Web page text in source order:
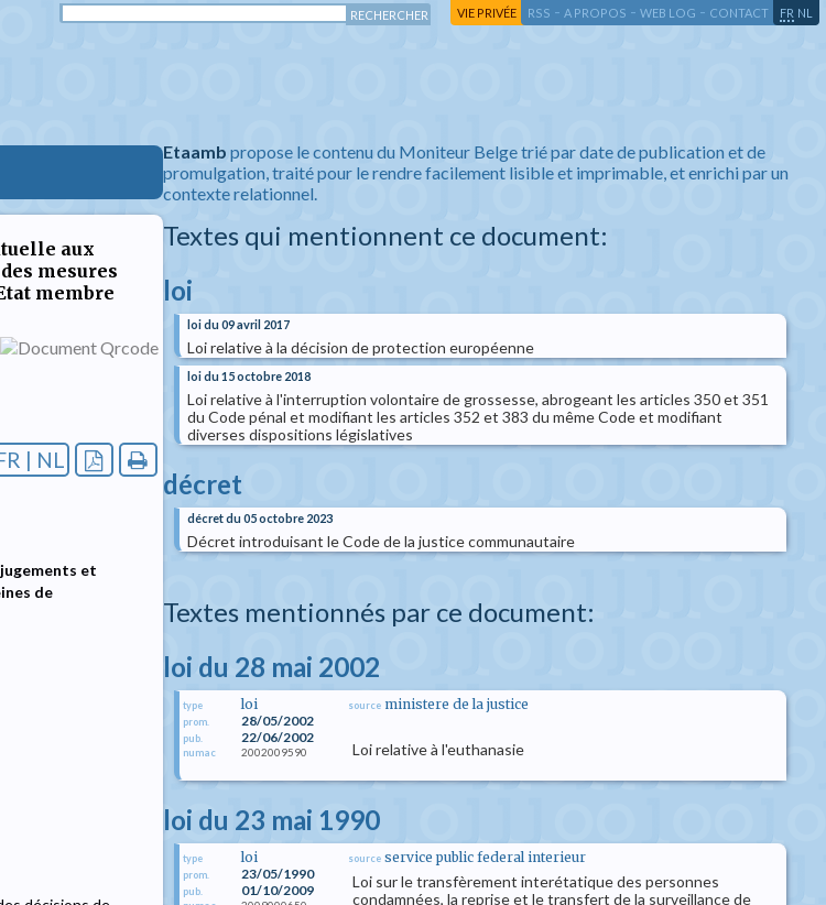
VIE PRIVÉE RSS - A PROPOS - WEB LOG - CONTACT FR NL
aux
mesures
membre
| NL
et
de
Etaamb propose le contenu du Moniteur Belge trié par date de publication et de
promulgation, traité pour le rendre facilement lisible et imprimable, et enrichi par un
contexte relationnel.
Textes qui mentionnent ce document:
loi
loi du 09 avril 2017
Loi relative à la décision de protection européenne
loi du 15 octobre 2018
Loi relative à l'interruption volontaire de grossesse, abrogeant les articles 350 et 351
du Code pénal et modifiant les articles 352 et 383 du même Code et modifiant
diverses dispositions législatives
décret
décret du 05 octobre 2023
Décret introduisant le Code de la justice communautaire
Textes mentionnés par ce document:
loi du 28 mai 2002
type loi
prom. 28/05/2002
pub. 22/06/2002
numac 2002009590
source ministere de la justice
Loi relative à l'euthanasie
loi du 23 mai 1990
type loi
prom. 23/05/1990
pub. 01/10/2009
source service public federal interieur
Loi sur le transfèrement interétatique des personnes
condamnées, la reprise et le transfert de la surveillance de